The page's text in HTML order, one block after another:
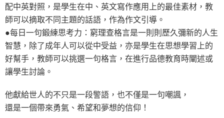
配中英對照，是學生在中、英文寫作應用上的最佳素材，教
師可以摘取不同主題的話語，作為作文引導。
●每日一句鍛練思考力：窮理查格言是一則則歷久彌新的人生
智慧，除了成年人可以從中受益，亦是學生在思想學習上的
好幫手，教師可以挑選一句格言，在進行品德教育時闡述或
讓學生討論。
他獻給世人的不只是一段警語，也不僅是一句嘲諷，
還是一個帶來勇氣、希望和夢想的信仰！